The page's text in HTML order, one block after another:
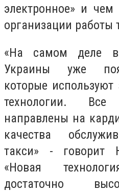
электронное» и чем
организации работы
«На самом деле в
Украины уже
которые
технологии. Все
направлены на
качества
такси» - говорит
«Новая
достаточно